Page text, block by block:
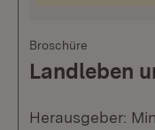
Broschüre
Landleben
Herausgeber: